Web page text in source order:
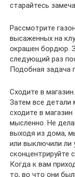
старайтесь
Рассмотрите
высаженных на
окрашен бордюр.
следующий раз
Подобная задача
Сходите в
Затем все детали
сходите в
мысленно. Не
выходя из дома,
или выключили ли
сконцентрируйте
Когда к вам
то, во что они